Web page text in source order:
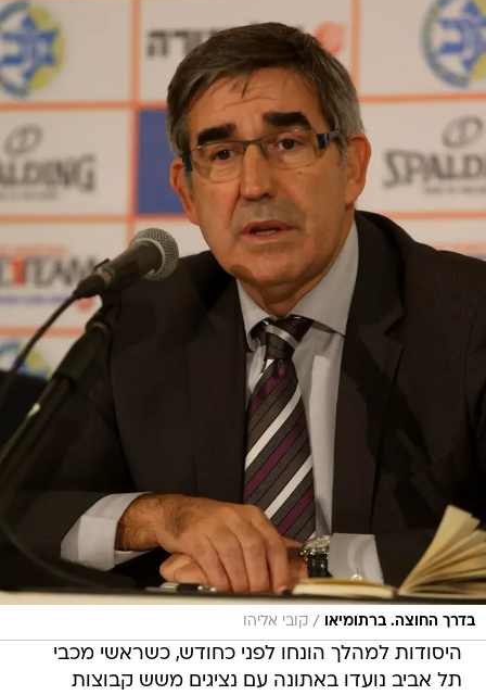
בדרך החוצה. ברתומיאו / קובי אליהו
היסודות למהלך הונחו לפני כחודש, כשראשי מכבי
תל אביב נועדו באתונה עם נציגים משש קבוצות